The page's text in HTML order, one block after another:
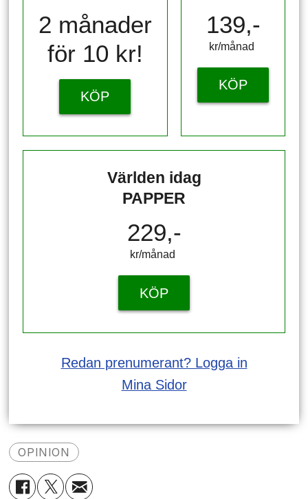
2 månader
för 10 kr!
KÖP
139,-
kr/månad ​​​​​​
KÖP
Världen idag
PAPPER
229,-
kr/månad ​​​​​​
KÖP
Redan prenumerant? Logga in
Mina Sidor
OPINION